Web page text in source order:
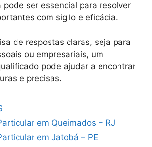
pode ser essencial para resolver
com sigilo e eficácia.
de respostas claras, seja para
ou empresariais, um
pode ajudar a encontrar
e precisas.
em Queimados – RJ
em Jatobá – PE